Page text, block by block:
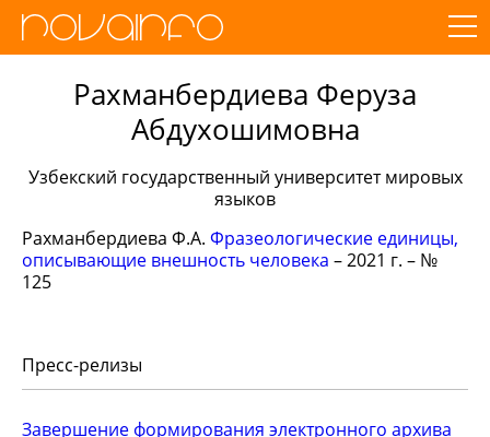
Рахманбердиева Феруза
Абдухошимовна
Узбекский государственный университет мировых
языков
Рахманбердиева Ф.А. Фразеологические единицы,
описывающие внешность человека – 2021 г. – №
125
Пресс-релизы
Завершение формирования электронного архива